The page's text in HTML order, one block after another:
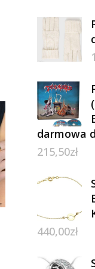
darmowa
215,50zł
440,00zł